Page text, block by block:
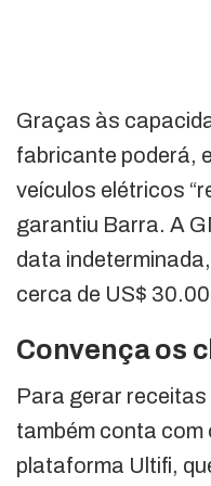
Graças às
fabricante poderá,
veículos elétricos
garantiu Barra. A
data
cerca de US$
Convença os
Para gerar
também conta com
plataforma Ultifi,